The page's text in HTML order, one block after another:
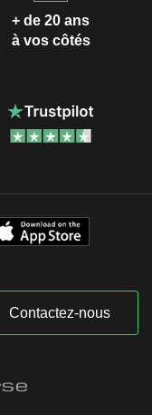
+ de 20 ans
à vos côtés
Contactez-nous